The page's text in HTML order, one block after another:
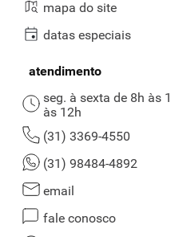
mapa do site
datas especiais
atendimento
seg. à sexta de 8h às
às 12h
(31) 3369-4550
(31) 98484-4892
email
fale conosco